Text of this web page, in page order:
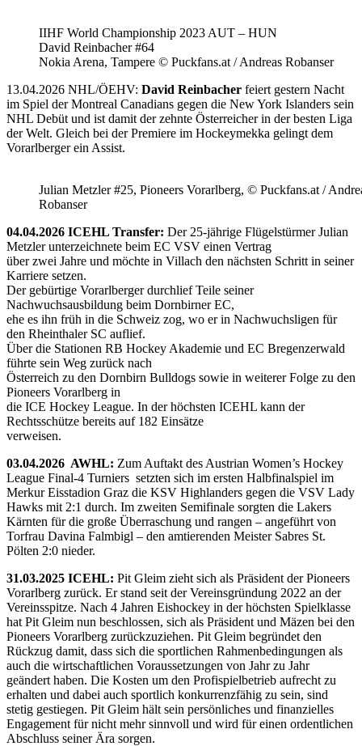
IIHF World Championship 2023 AUT – HUN
David Reinbacher #64
Nokia Arena, Tampere © Puckfans.at / Andreas Robanser
13.04.2026 NHL/ÖEHV: David Reinbacher feiert gestern Nacht
im Spiel der Montreal Canadians gegen die New York Islanders sein
NHL Debüt und ist damit der zehnte Österreicher in der besten Liga
der Welt. Gleich bei der Premiere im Hockeymekka gelingt dem
Vorarlberger ein Assist.
Julian Metzler #25, Pioneers Vorarlberg, © Puckfans.at /
Robanser
04.04.2026 ICEHL Transfer: Der 25-jährige Flügelstürmer Julian
Metzler unterzeichnete beim EC VSV einen Vertrag
über zwei Jahre und möchte in Villach den nächsten Schritt in seiner
Karriere setzen.
Der gebürtige Vorarlberger durchlief Teile seiner
Nachwuchsausbildung beim Dornbirner EC,
ehe es ihn früh in die Schweiz zog, wo er in Nachwuchsligen für
den Rheinthaler SC auflief.
Über die Stationen RB Hockey Akademie und EC Bregenzerwald
führte sein Weg zurück nach
Österreich zu den Dornbirn Bulldogs sowie in weiterer Folge zu den
Pioneers Vorarlberg in
die ICE Hockey League. In der höchsten ICEHL kann der
Rechtsschütze bereits auf 182 Einsätze
verweisen.
03.04.2026 AWHL: Zum Auftakt des Austrian Women’s Hockey
League Final-4 Turniers setzten sich im ersten Halbfinalspiel im
Merkur Eisstadion Graz die KSV Highlanders gegen die VSV Lady
Hawks mit 2:1 durch. Im zweiten Semifinale sorgten die Lakers
Kärnten für die große Überraschung und rangen – angeführt von
Torfrau Davina Falmbigl – den amtierenden Meister Sabres St.
Pölten 2:0 nieder.
31.03.2025 ICEHL: Pit Gleim zieht sich als Präsident der Pioneers
Vorarlberg zurück. Er stand seit der Vereinsgründung 2022 an der
Vereinsspitze. Nach 4 Jahren Eishockey in der höchsten Spielklasse
hat Pit Gleim nun beschlossen, sich als Präsident und Mäzen bei den
Pioneers Vorarlberg zurückzuziehen. Pit Gleim begründet den
Rückzug damit, dass sich die sportlichen Rahmenbedingungen als
auch die wirtschaftlichen Voraussetzungen von Jahr zu Jahr
geändert haben. Die Kosten um den Profispielbetrieb aufrecht zu
erhalten und dabei auch sportlich konkurrenzfähig zu sein, sind
stetig gestiegen. Pit Gleim hält sein persönliches und finanzielles
Engagement für nicht mehr sinnvoll und wird für einen ordentlichen
Abschluss seiner Ära sorgen.